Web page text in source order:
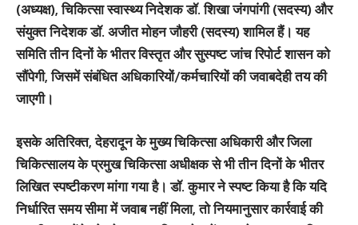
(अध्यक्ष), चिकित्सा स्वास्थ्य निदेशक डॉ. शिखा जंगपांगी (सदस्य) और
संयुक्त निदेशक डॉ. अजीत मोहन जौहरी (सदस्य)शामिल हैं। यह
समितितीन दिनों के भीतरविस्तृत और सुस्पष्ट जांच रिपोर्ट शासन को
सौंपेगी, जिसमें संबंधित अधिकारियों/कर्मचारियों की जवाबदेही तय की
जाएगी।
इसके अतिरिक्त, देहरादून केमुख्य चिकित्सा अधिकारीऔर जिला
चिकित्सालय केप्रमुख चिकित्सा अधीक्षकसे भी तीन दिनों के भीतर
लिखित स्पष्टीकरण मांगा गया है। डॉ. कुमार ने स्पष्ट किया है कि यदि
निर्धारित समय सीमा में जवाब नहीं मिला, तो नियमानुसार कार्रवाई की